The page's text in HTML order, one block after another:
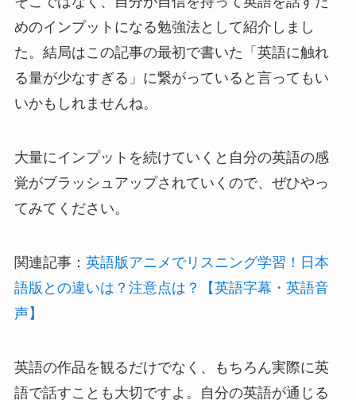
めのインプットになる勉強法として紹介しまし
た。結局はこの記事の最初で書いた「英語に触れ
る量が少なすぎる」に繋がっていると言ってもい
いかもしれませんね。
大量にインプットを続けていくと自分の英語の感
覚がブラッシュアップされていくので、ぜひやっ
てみてください。
関連記事： 英語版アニメでリスニング学習！日本
語版との違いは？注意点は？【英語字幕・英語音
声】
英語の作品を観るだけでなく、もちろん実際に英
語で話すことも大切ですよ。自分の英語が通じる